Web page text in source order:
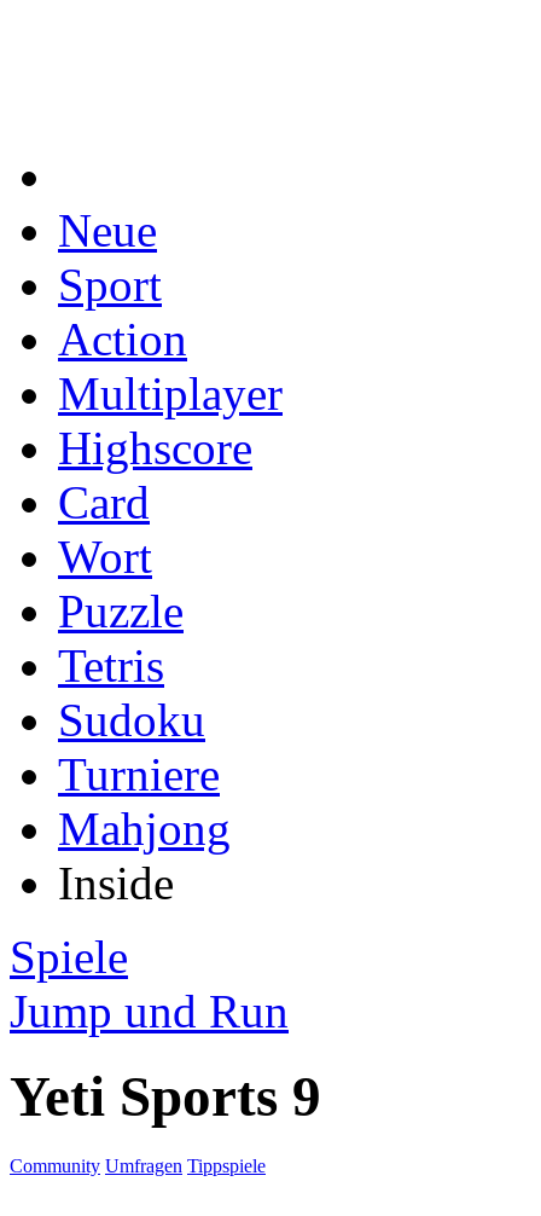
Neue
Sport
Action
Multiplayer
Highscore
Card
Wort
Puzzle
Tetris
Sudoku
Turniere
Mahjong
Inside
Spiele
Jump und Run
Yeti Sports 9
Community Umfragen Tippspiele